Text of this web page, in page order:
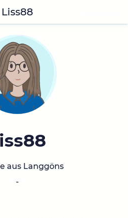
Liss88
aus Langgöns
-